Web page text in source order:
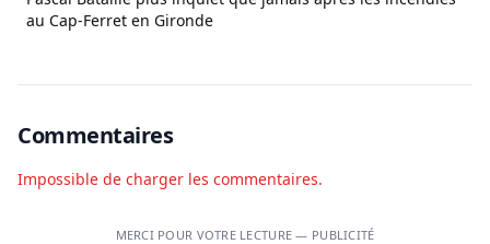
au Cap-Ferret en Gironde
Commentaires
Impossible de charger les commentaires.
MERCI POUR VOTRE LECTURE — PUBLICITÉ